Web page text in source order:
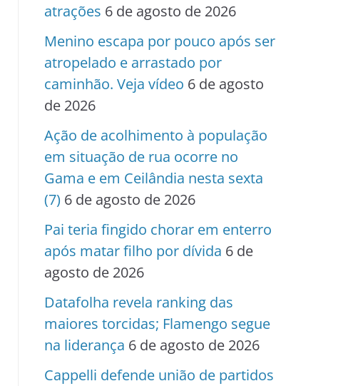
atrações 6 de agosto de 2026
Menino escapa por pouco após ser
atropelado e arrastado por
caminhão. Veja vídeo 6 de agosto
de 2026
Ação de acolhimento à população
em situação de rua ocorre no
Gama e em Ceilândia nesta sexta
(7) 6 de agosto de 2026
Pai teria fingido chorar em enterro
após matar filho por dívida 6 de
agosto de 2026
Datafolha revela ranking das
maiores torcidas; Flamengo segue
na liderança 6 de agosto de 2026
Cappelli defende união de partidos